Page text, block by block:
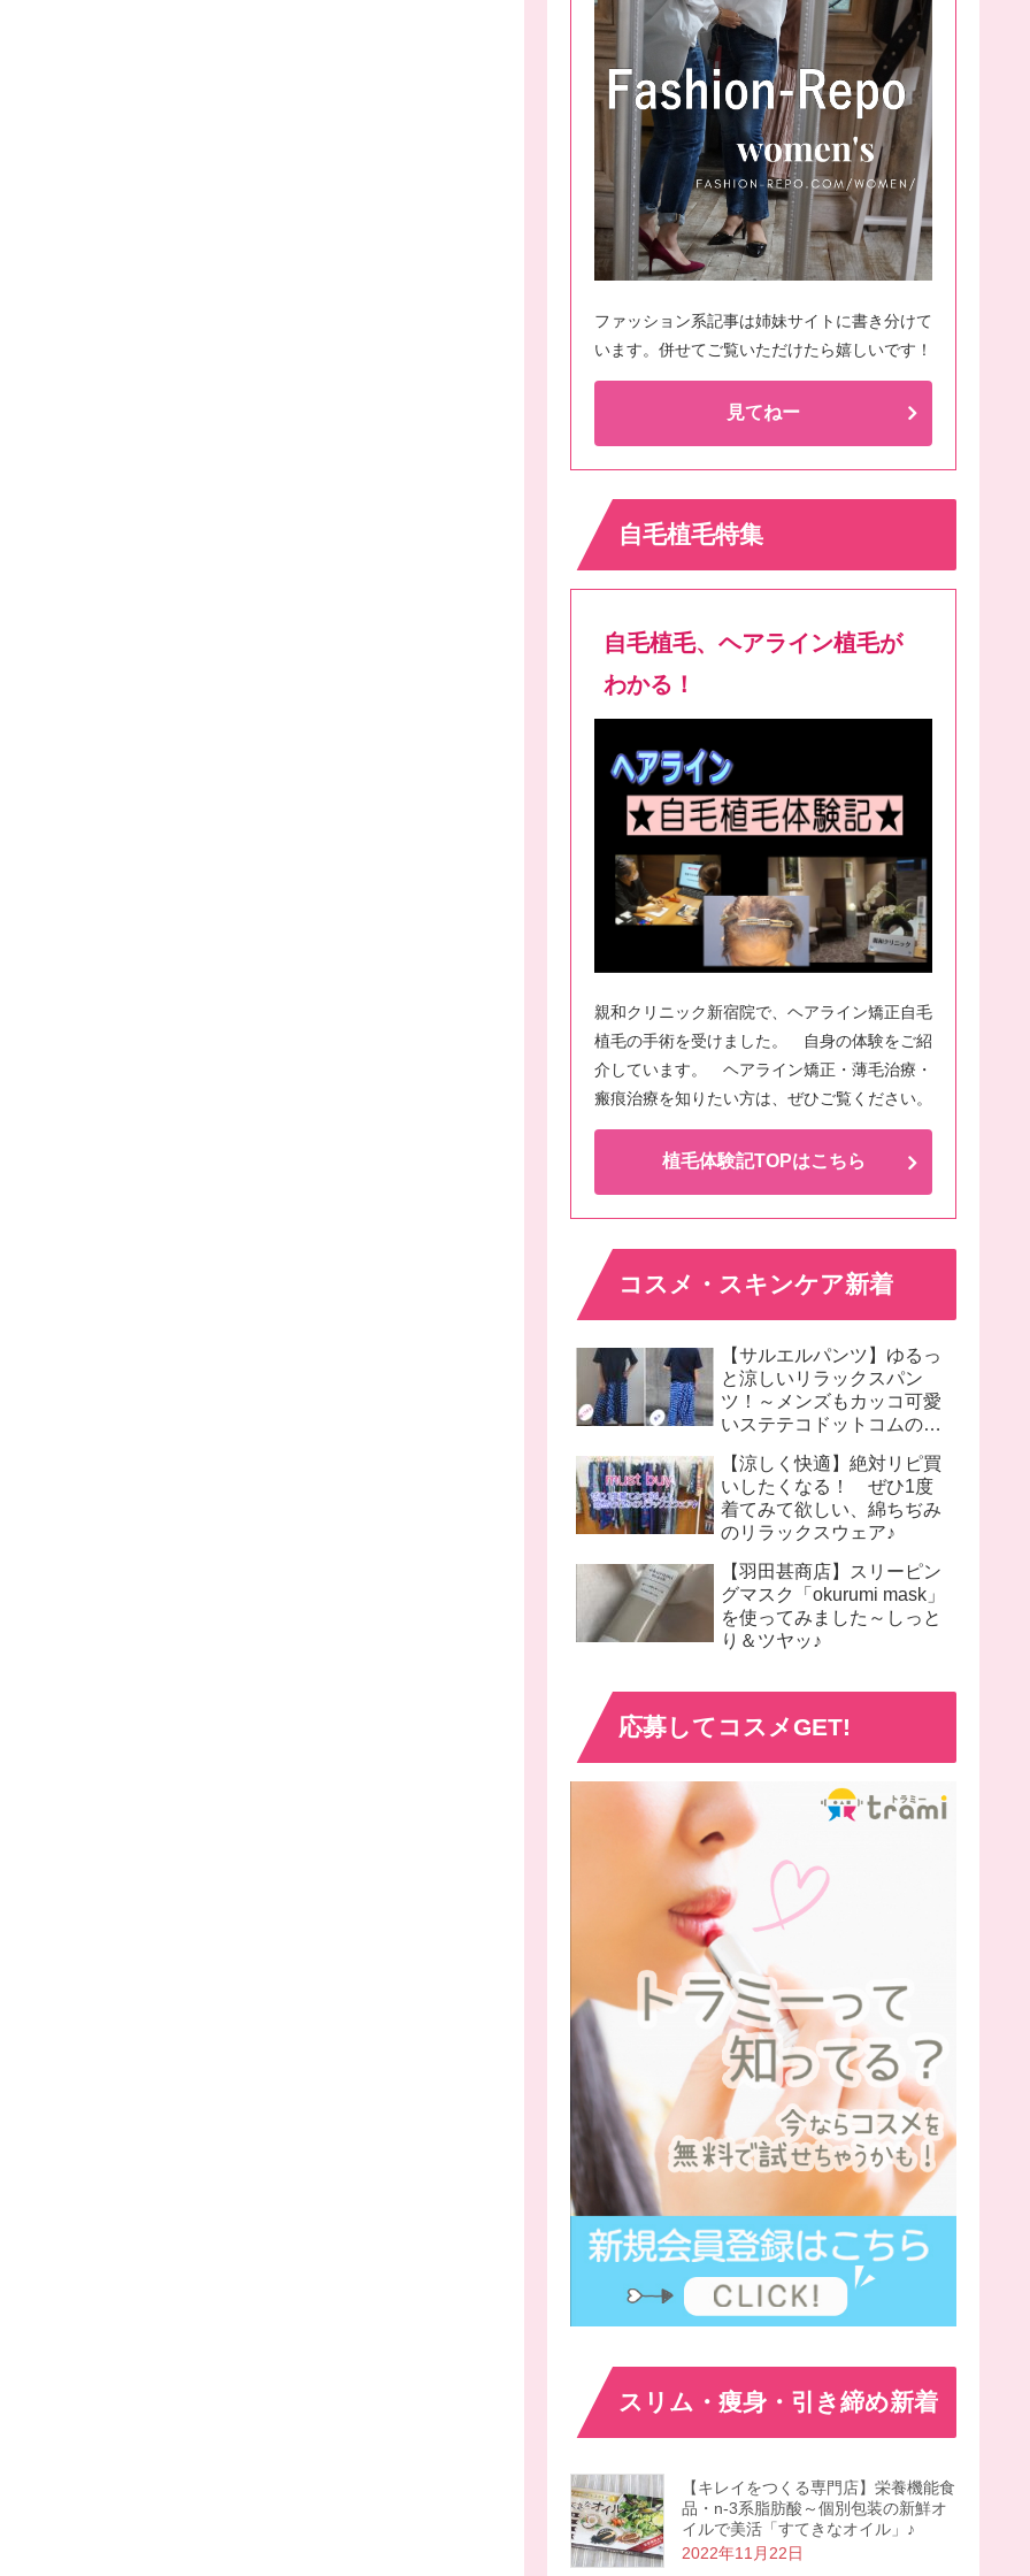
ファッション系記事は姉妹サイトに書き分けて
います。併せてご覧いただけたら嬉しいです！
見てねー
自毛植毛特集
自毛植毛、ヘアライン植毛が
わかる！
親和クリニック新宿院で、ヘアライン矯正自毛
植毛の手術を受けました。 自身の体験をご紹
介しています。 ヘアライン矯正・薄毛治療・
瘢痕治療を知りたい方は、ぜひご覧ください。
植毛体験記TOPはこちら
コスメ・スキンケア新着
【サルエルパンツ】ゆるっ
と涼しいリラックスパン
ツ！～メンズもカッコ可愛
いステテコドットコムのモ
【涼しく快適】絶対リピ買
いしたくなる！ ぜひ1度
着てみて欲しい、綿ちぢみ
のリラックスウェア♪
【羽田甚商店】スリーピン
グマスク「okurumi mask」
を使ってみました～しっと
り＆ツヤッ♪
応募してコスメGET!
スリム・痩身・引き締め新着
【キレイをつくる専門店】栄養機能食
品・n-3系脂肪酸～個別包装の新鮮オ
イルで美活「すてきなオイル」♪
2022年11月22日